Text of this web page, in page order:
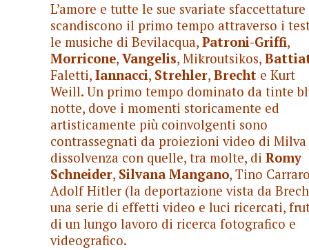
L’amore e tutte le sue svariate sfaccettature
scandiscono il primo tempo attraverso i
le musiche di Bevilacqua, Patroni-Griffi,
Morricone, Vangelis, Mikroutsikos,
Faletti, Iannacci, Strehler, Brecht e Kurt
Weill. Un primo tempo dominato da tinte
notte, dove i momenti storicamente ed
artisticamente più coinvolgenti sono
contrassegnati da proiezioni video di
dissolvenza con quelle, tra molte, di Romy
Schneider, Silvana Mangano, Tino
Adolf Hitler (la deportazione vista da
una serie di effetti video e luci ricercati,
di un lungo lavoro di ricerca fotografico e
videografico.